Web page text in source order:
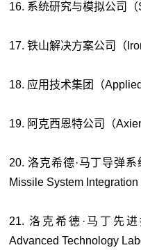
16. 系统研究与模拟公司
17. 铁山解决方案公司（
18. 应用技术集团（
19. 阿克西恩特公司（
20. 洛克希德·马丁导弹
Missile System Integration
21. 洛克希德·马丁先进
Advanced Technology